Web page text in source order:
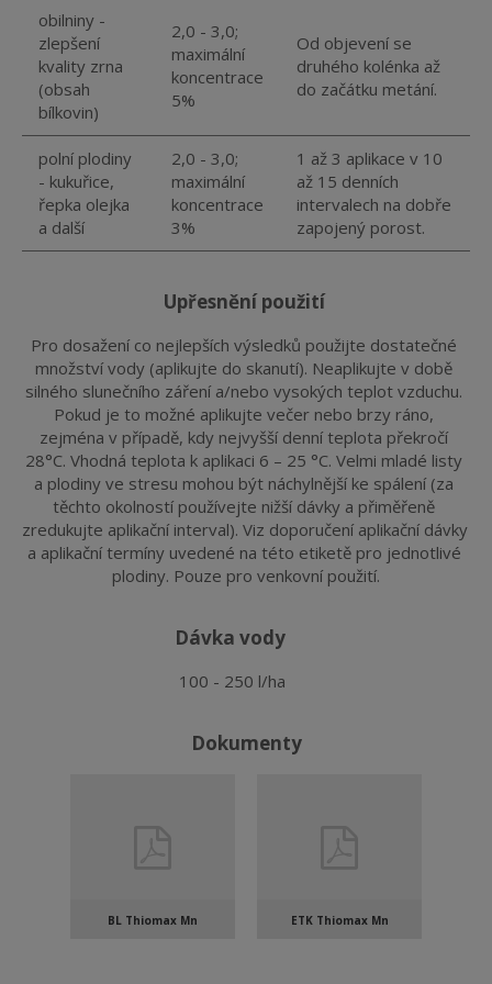
obilniny -
zlepšení
kvality zrna
(obsah
bílkovin)
2,0 - 3,0;
maximální
koncentrace
5%
Od objevení se
druhého kolénka až
do začátku metání.
polní plodiny
- kukuřice,
řepka olejka
a další
2,0 - 3,0;
maximální
koncentrace
3%
1 až 3 aplikace v 10
až 15 denních
intervalech na dobře
zapojený porost.
upřesnění použití
Pro dosažení co nejlepších výsledků použijte dostatečné
množství vody (aplikujte do skanutí). Neaplikujte v době
silného slunečního záření a/nebo vysokých teplot vzduchu.
Pokud je to možné aplikujte večer nebo brzy ráno,
zejména v případě, kdy nejvyšší denní teplota překročí
28°C. Vhodná teplota k aplikaci 6 – 25 °C. Velmi mladé listy
a plodiny ve stresu mohou být náchylnější ke spálení (za
těchto okolností používejte nižší dávky a přiměřeně
zredukujte aplikační interval). Viz doporučení aplikační dávky
a aplikační termíny uvedené na této etiketě pro jednotlivé
plodiny. Pouze pro venkovní použití.
dávka vody
100 - 250 l/ha
Dokumenty
BL Thiomax Mn ETK Thiomax Mn